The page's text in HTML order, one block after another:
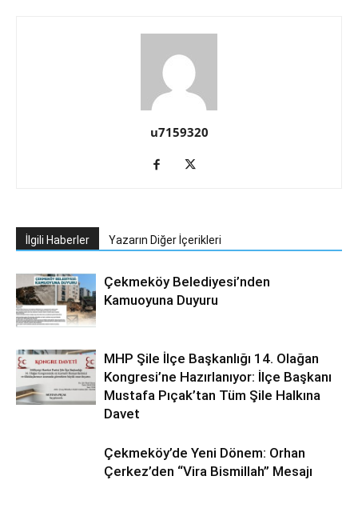
u7159320
İlgili Haberler Yazarın Diğer İçerikleri
Çekmeköy Belediyesi’nden
Kamuoyuna Duyuru
MHP Şile İlçe Başkanlığı 14. Olağan
Kongresi’ne Hazırlanıyor: İlçe Başkanı
Mustafa Pıçak’tan Tüm Şile Halkına
Davet
Çekmeköy’de Yeni Dönem: Orhan
Çerkez’den “Vira Bismillah” Mesajı